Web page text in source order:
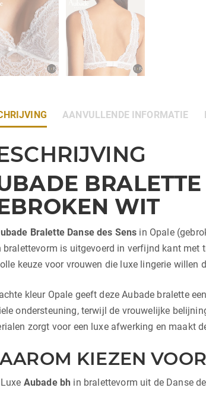
AANVULLENDE INFORMATIE
WIT
Bralette Danse des Sens in Opale
bralettevorm is uitgevoerd in verfijnd kant met
keuze voor vrouwen die luxe lingerie willen
kleur Opale geeft deze Aubade bralette
ondersteuning, terwijl de vrouwelijke
zorgt voor een luxe afwerking en maakt
KIEZEN
Luxe Aubade bh in bralettevorm uit de Danse